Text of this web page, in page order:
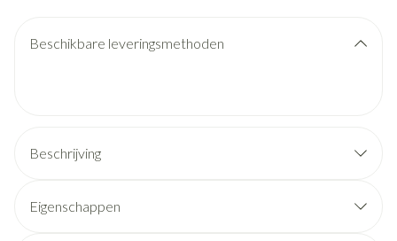
Beschikbare leveringsmethoden
Beschrijving
Eigenschappen